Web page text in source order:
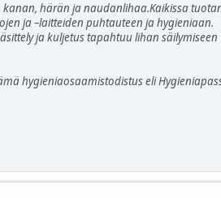
härän ja naudanlihaa.Kaikissa
ja –laitteiden puhtauteen ja hygieniaan.
ja kuljetus tapahtuu lihan säilymiseen
hygieniaosaamistodistus eli